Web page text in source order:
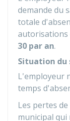
demande du
totale
autorisations
30 par an.
Situation du
L'employeur
temps
Les pertes
municipal qui